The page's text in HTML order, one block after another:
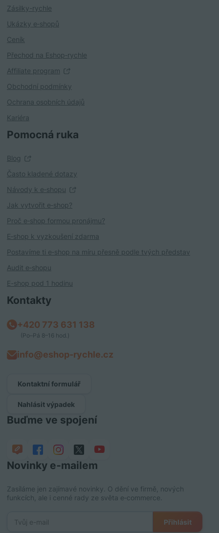
Zásilky-rychle
Ukázky e‑shopů
Ceník
Přechod na Eshop‑rychle
Affiliate program
Obchodní podmínky
Ochrana osobních údajů
Kariéra
Pomocná ruka
Blog
Často kladené dotazy
Návody k e‑shopu
Jak vytvořit e‑shop?
Proč e‑shop formou pronájmu?
E‑shop k vyzkoušení zdarma
Postavíme ti e‑shop na míru přesně podle tvých představ
Audit e‑shopu
E-shop pod 1 hodinu
Kontakty
+420 773 631 138
(Po–Pá 8–16 hod.)
info@eshop-rychle.cz
Kontaktní formulář
Nahlásit výpadek
Buďme ve spojení
Novinky e‑mailem
Zasíláme jen zajímavé novinky. O dění ve firmě, nových
funkcích, ale i cenné rady ze světa e‑commerce.
Přihlásit